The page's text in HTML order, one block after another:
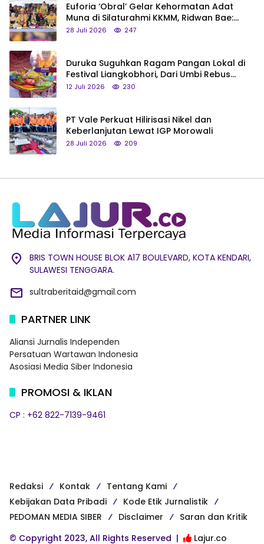
Euforia ‘Obral’ Gelar Kehormatan Adat
Muna di Silaturahmi KKMM, Ridwan Bae:
Saya Bukan Tipe Begitu, Belum Pantas!
28 Juli 2026 247
Duruka Suguhkan Ragam Pangan Lokal di
Festival Liangkobhori, Dari Umbi Rebus
hingga Tumpeng Beras Muna
12 Juli 2026 230
PT Vale Perkuat Hilirisasi Nikel dan
Keberlanjutan Lewat IGP Morowali
28 Juli 2026 209
BRIS TOWN HOUSE BLOK A17 BOULEVARD, KOTA KENDARI,
SULAWESI TENGGARA.
sultraberitaid@gmail.com
PARTNER LINK
Aliansi Jurnalis Independen
Persatuan Wartawan Indonesia
Asosiasi Media Siber Indonesia
PROMOSI & IKLAN
CP : +62 822-7139-9461
Redaksi Kontak
Tentang Kami
Kebijakan Data Pribadi
Kode Etik Jurnalistik
PEDOMAN MEDIA SIBER
Disclaimer
Saran dan Kritik
© Copyright 2023, All Rights Reserved |
Lajur.co